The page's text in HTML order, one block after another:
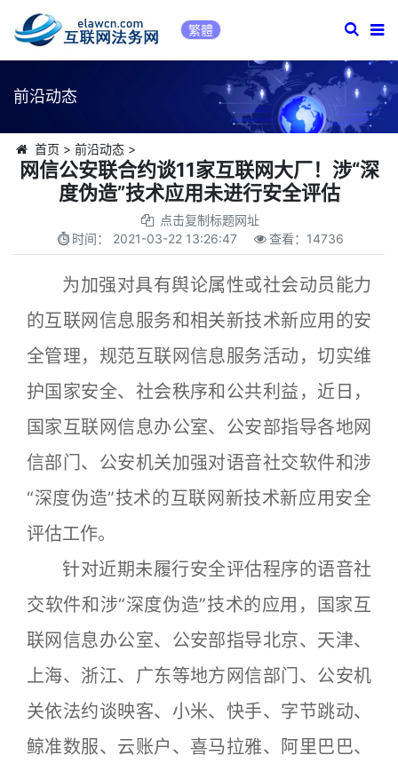
繁體
前沿动态
首页 > 前沿动态>
网信公安联合约谈11家互联网大厂！涉“深
度伪造”技术应用未进行安全评估
点击复制标题网址
时间： 2021-03-22 13:26:47 查看： 14736
为加强对具有舆论属性或社会动员能力
的互联网信息服务和相关新技术新应用的安
全管理，规范互联网信息服务活动，切实维
护国家安全、社会秩序和公共利益，近日，
国家互联网信息办公室、公安部指导各地网
信部门、公安机关加强对语音社交软件和涉
“深度伪造”技术的互联网新技术新应用安全
评估工作。
针对近期未履行安全评估程序的语音社
交软件和涉“深度伪造”技术的应用，国家互
联网信息办公室、公安部指导北京、天津、
上海、浙江、广东等地方网信部门、公安机
关依法约谈映客、小米、快手、字节跳动、
鲸准数服、云账户、喜马拉雅、阿里巴巴、